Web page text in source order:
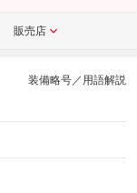
販売店
装備略号／用語解説